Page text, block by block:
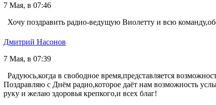
7 Мая, в 07:46
Хочу поздравить радио-ведущую Виолетту и всю
Дмитрий Насонов
7 Мая, в 07:39
Радуюсь,когда в свободное время,представляется
Поздравляю с Днём радио,которое даёт нам возможность
руку и желаю здоровья крепкого,и всех благ!